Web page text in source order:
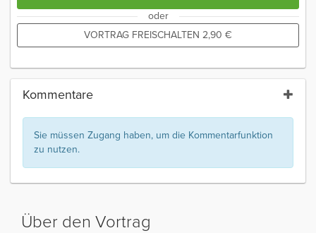
oder
VORTRAG FREISCHALTEN 2,90 €
Kommentare
Sie müssen Zugang haben, um die Kommentarfunktion
zu nutzen.
Über den Vortrag